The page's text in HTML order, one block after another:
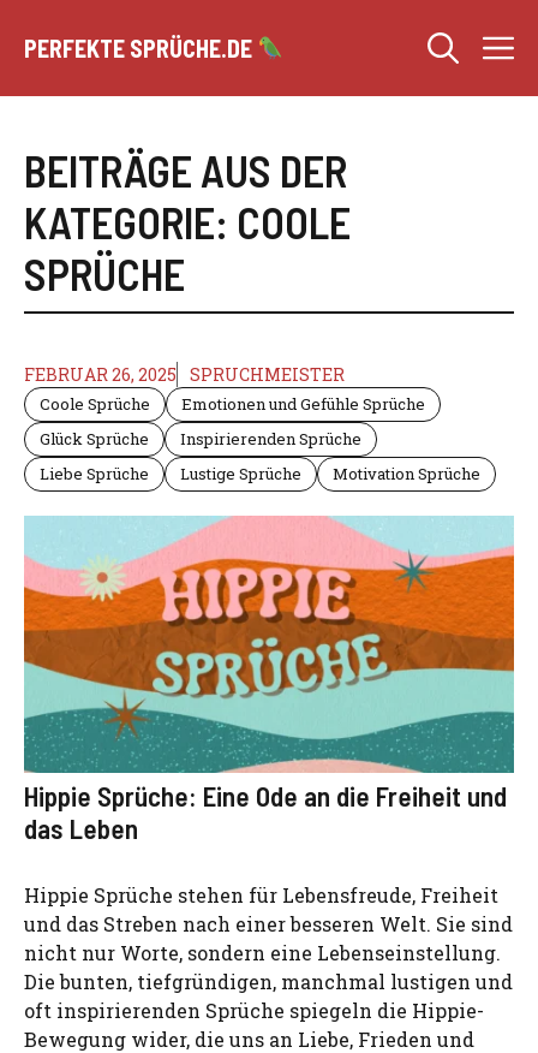
Inhalt
PERFEKTE SPRÜCHE.DE
BEITRÄGE AUS DER
KATEGORIE: COOLE
SPRÜCHE
FEBRUAR 26, 2025 SPRUCHMEISTER
Coole Sprüche
Emotionen und Gefühle Sprüche
Glück Sprüche
Inspirierenden Sprüche
Liebe Sprüche
Lustige Sprüche Motivation Sprüche
Hippie Sprüche: Eine Ode an die Freiheit und
das Leben
Hippie Sprüche stehen für Lebensfreude, Freiheit
und das Streben nach einer besseren Welt. Sie sind
nicht nur Worte, sondern eine Lebenseinstellung.
Die bunten, tiefgründigen, manchmal lustigen und
oft inspirierenden Sprüche spiegeln die Hippie-
Bewegung wider, die uns an Liebe, Frieden und